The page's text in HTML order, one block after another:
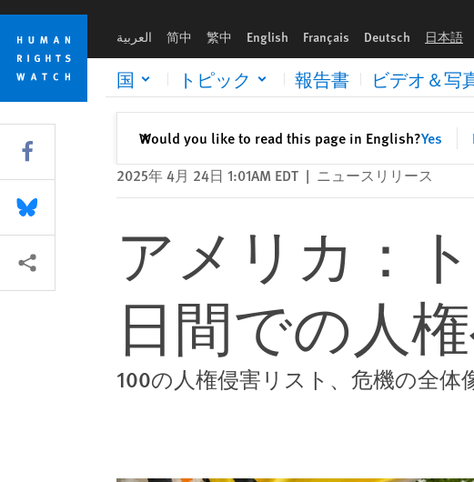
Skip
cookie
privacy
notice
Skip
main
content
العربية 简中 繁中 English Français Deutsch 日本語
国 トピック 報告書 ビデオ＆写
Would you like to read this page in English?Yes
✕閉じる
2025年 4月 24日 1:01AM EDT | ニュースリリース
アメリカ：
日間での人
100の人権侵害リスト、危機の全体
Share this via Facebook
Share this via Bluesky
More sharing options